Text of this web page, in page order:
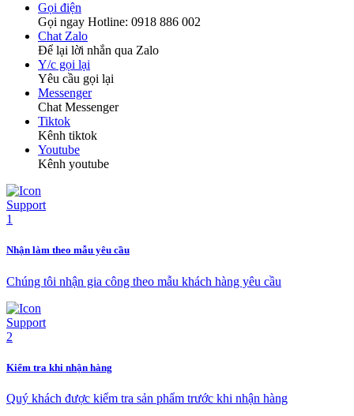
Gọi điện
Gọi ngay Hotline: 0918 886 002
Chat Zalo
Để lại lời nhắn qua Zalo
Y/c gọi lại
Yêu cầu gọi lại
Messenger
Chat Messenger
Tiktok
Kênh tiktok
Youtube
Kênh youtube
Nhận làm theo mẫu yêu cầu
Chúng tôi nhận gia công theo mẫu khách hàng yêu cầu
Kiểm tra khi nhận hàng
Quý khách được kiểm tra sản phẩm trước khi nhận hàng